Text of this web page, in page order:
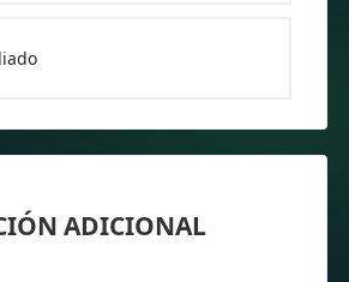
ADICIONAL